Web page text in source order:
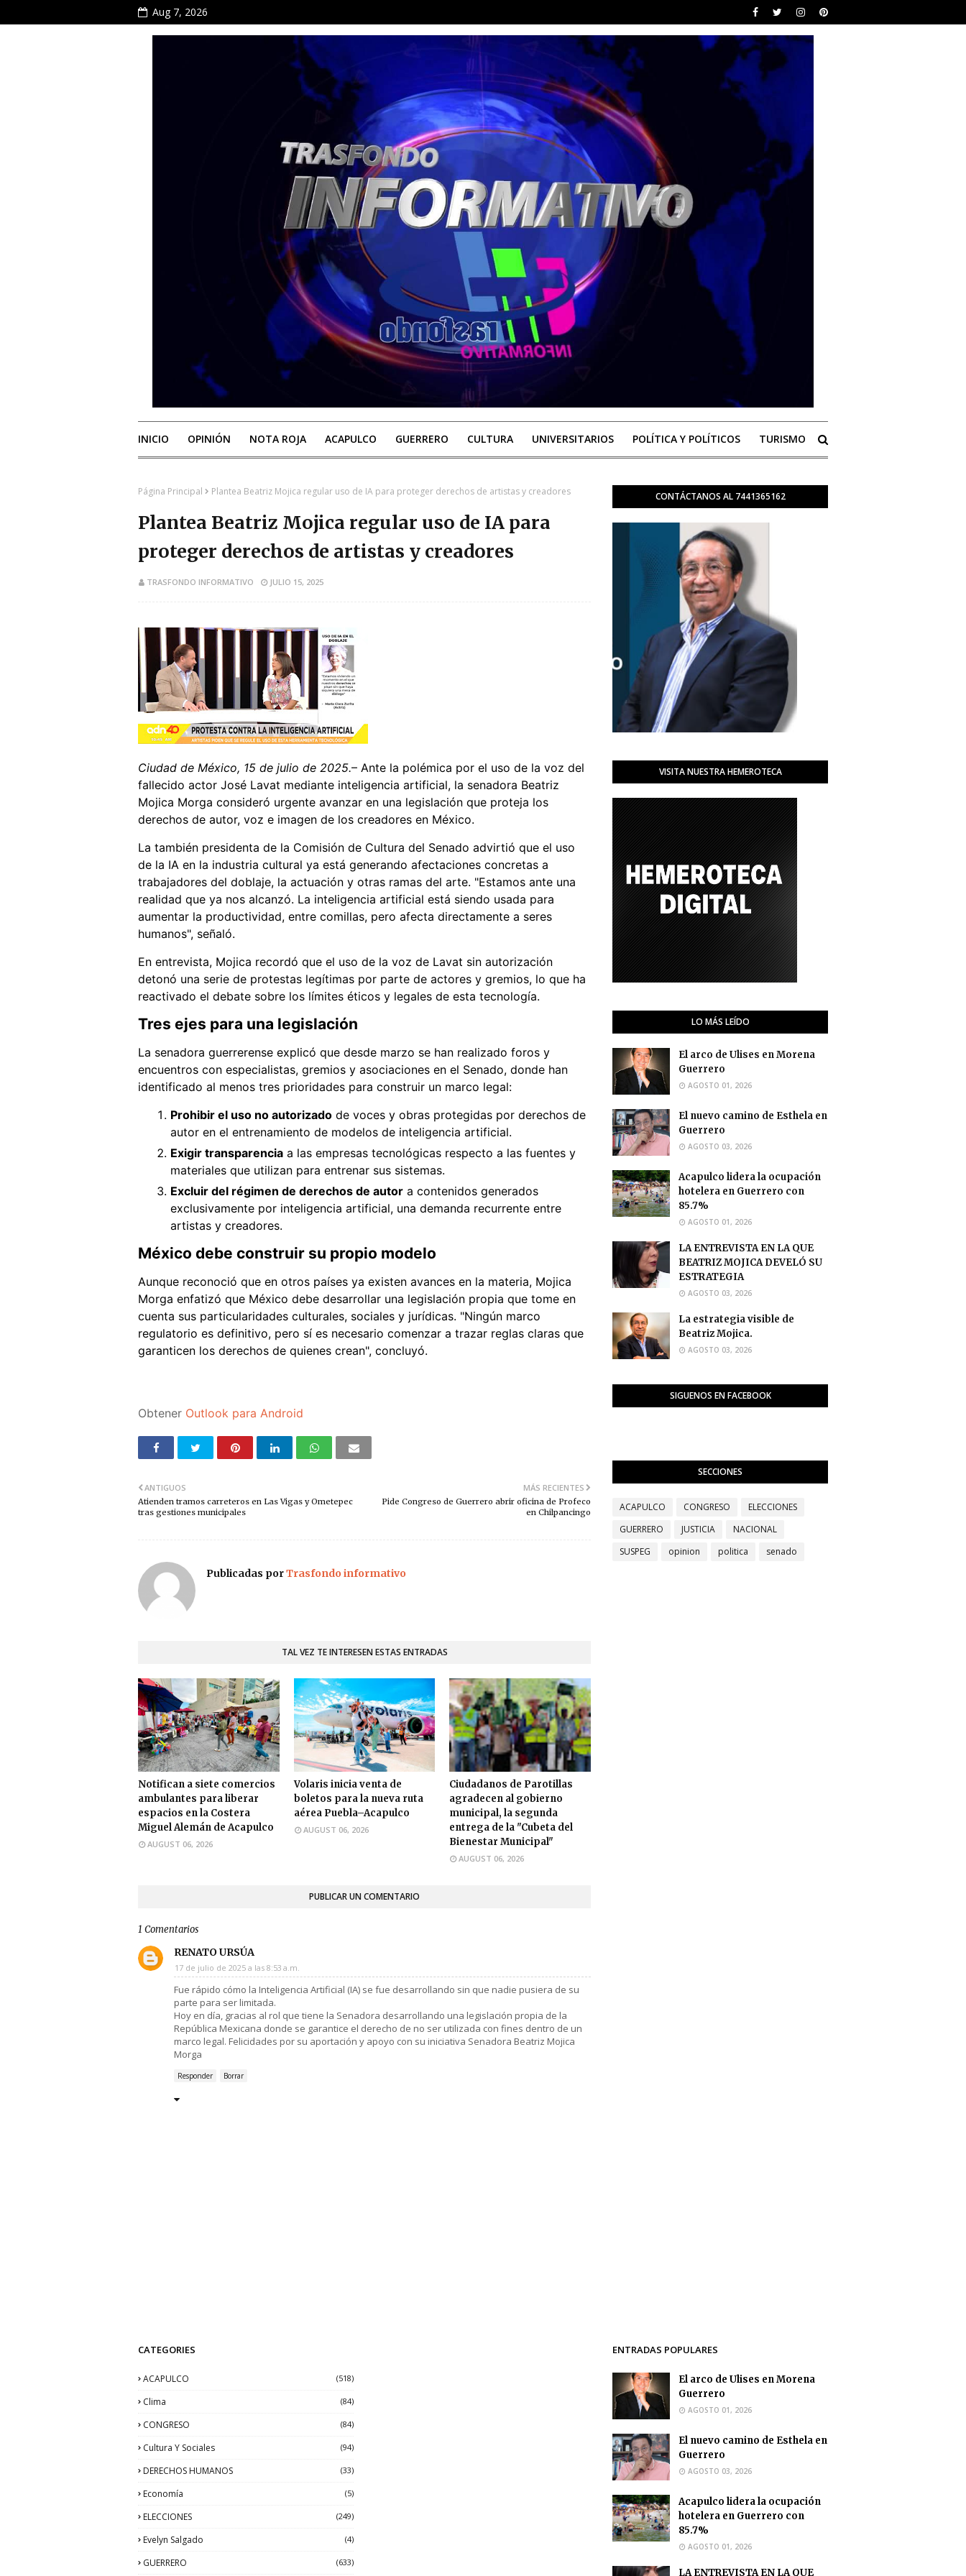
Aug 7, 2026
INICIO OPINIÓN NOTA ROJA ACAPULCO GUERRERO CULTURA UNIVERSITARIOS POLÍTICA Y POLÍTICOS TURISMO
Página Principal Plantea Beatriz Mojica regular uso de IA para proteger derechos de artistas y creadores
Plantea Beatriz Mojica regular uso de IA para
proteger derechos de artistas y creadores
TRASFONDO INFORMATIVO JULIO 15, 2025
Ciudad de México, 15 de julio de 2025.– Ante la polémica por el uso de la voz del
fallecido actor José Lavat mediante inteligencia artificial, la senadora Beatriz
Mojica Morga consideró urgente avanzar en una legislación que proteja los
derechos de autor, voz e imagen de los creadores en México.
La también presidenta de la Comisión de Cultura del Senado advirtió que el uso
de la IA en la industria cultural ya está generando afectaciones concretas a
trabajadores del doblaje, la actuación y otras ramas del arte. "Estamos ante una
realidad que ya nos alcanzó. La inteligencia artificial está siendo usada para
aumentar la productividad, entre comillas, pero afecta directamente a seres
humanos", señaló.
En entrevista, Mojica recordó que el uso de la voz de Lavat sin autorización
detonó una serie de protestas legítimas por parte de actores y gremios, lo que ha
reactivado el debate sobre los límites éticos y legales de esta tecnología.
Tres ejes para una legislación
La senadora guerrerense explicó que desde marzo se han realizado foros y
encuentros con especialistas, gremios y asociaciones en el Senado, donde han
identificado al menos tres prioridades para construir un marco legal:
Prohibir el uso no autorizado de voces y obras protegidas por derechos de
autor en el entrenamiento de modelos de inteligencia artificial.
Exigir transparencia a las empresas tecnológicas respecto a las fuentes y
materiales que utilizan para entrenar sus sistemas.
Excluir del régimen de derechos de autor a contenidos generados
exclusivamente por inteligencia artificial, una demanda recurrente entre
artistas y creadores.
México debe construir su propio modelo
Aunque reconoció que en otros países ya existen avances en la materia, Mojica
Morga enfatizó que México debe desarrollar una legislación propia que tome en
cuenta sus particularidades culturales, sociales y jurídicas. "Ningún marco
regulatorio es definitivo, pero sí es necesario comenzar a trazar reglas claras que
garanticen los derechos de quienes crean", concluyó.
Obtener Outlook para Android
MÁS RECIENTES
Pide Congreso de Guerrero abrir oficina de Profeco
en Chilpancingo
ANTIGUOS
Atienden tramos carreteros en Las Vigas y Ometepec
tras gestiones municipales
Publicadas porTrasfondo informativo
TAL VEZ TE INTERESEN ESTAS ENTRADAS
Notifican a siete comercios
ambulantes para liberar
espacios en la Costera
Miguel Alemán de Acapulco
AUGUST 06, 2026
Volaris inicia venta de
boletos para la nueva ruta
aérea Puebla–Acapulco
AUGUST 06, 2026
Ciudadanos de Parotillas
agradecen al gobierno
municipal, la segunda
entrega de la "Cubeta del
Bienestar Municipal"
AUGUST 06, 2026
PUBLICAR UN COMENTARIO
1 Comentarios
RENATO URSÚA
17 de julio de 2025 a las 8:53 a.m.
Fue rápido cómo la Inteligencia Artificial (IA) se fue desarrollando sin que nadie pusiera de su
parte para ser limitada.
Hoy en día, gracias al rol que tiene la Senadora desarrollando una legislación propia de la
República Mexicana donde se garantice el derecho de no ser utilizada con fines dentro de un
marco legal. Felicidades por su aportación y apoyo con su iniciativa Senadora Beatriz Mojica
Morga
Responder Borrar
CONTÁCTANOS AL 7441365162
VISITA NUESTRA HEMEROTECA
LO MÁS LEÍDO
El arco de Ulises en Morena
Guerrero
AGOSTO 01, 2026
El nuevo camino de Esthela en
Guerrero
AGOSTO 03, 2026
Acapulco lidera la ocupación
hotelera en Guerrero con
85.7%
AGOSTO 01, 2026
LA ENTREVISTA EN LA QUE
BEATRIZ MOJICA DEVELÓ SU
ESTRATEGIA
AGOSTO 03, 2026
La estrategia visible de
Beatriz Mojica.
AGOSTO 03, 2026
SIGUENOS EN FACEBOOK
SECCIONES
ACAPULCO CONGRESO
ELECCIONES
GUERRERO
JUSTICIA
NACIONAL
SUSPEG
opinion politica senado
CATEGORIES
ACAPULCO (518)
Clima (84)
CONGRESO (84)
Cultura Y Sociales (94)
DERECHOS HUMANOS (33)
Economía (5)
ELECCIONES (249)
Evelyn Salgado (4)
GUERRERO (633)
ENTRADAS POPULARES
El arco de Ulises en Morena
Guerrero
AGOSTO 01, 2026
El nuevo camino de Esthela en
Guerrero
AGOSTO 03, 2026
Acapulco lidera la ocupación
hotelera en Guerrero con
85.7%
AGOSTO 01, 2026
LA ENTREVISTA EN LA QUE